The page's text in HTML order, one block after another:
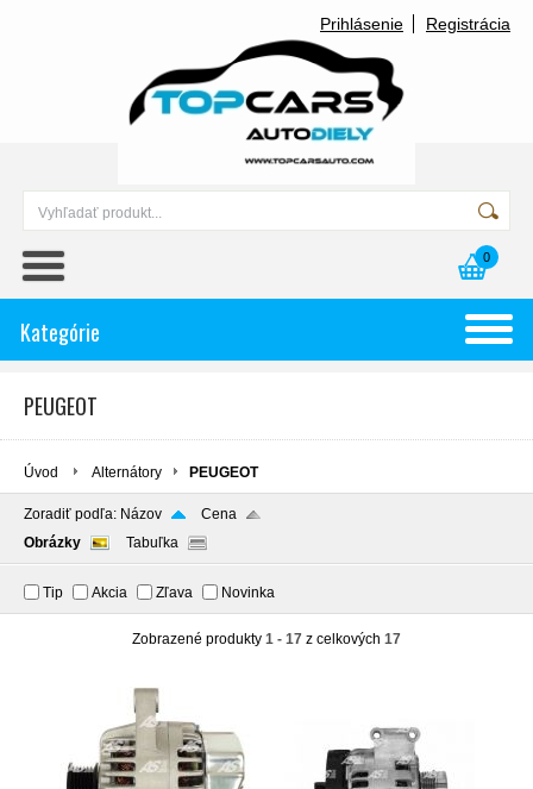
Prihlásenie Registrácia
0
Kategórie
PEUGEOT
Úvod Alternátory PEUGEOT
Zoradiť podľa: Názov
Cena
Obrázky
Tabuľka
Tip Akcia Zľava Novinka
Zobrazené produkty 1 - 17 z celkových 17